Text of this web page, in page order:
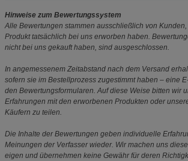
Hinweise zum Bewertungssystem
Alle Bewertungen stammen ausschließlich von
Produkt tatsächlich bei uns erworben haben.
nicht bei uns gekauft haben, sind ausgeschlossen.
In angemessenem Zeitabstand nach dem Versand
sofern sie im Bestellprozess zugestimmt haben – eine
den Bewertungsformularen. Auf diese Weise bitten wir
Erfahrungen mit den erworbenen Produkten oder
Käufern zu teilen.
Die Inhalte der Bewertungen geben individuelle
Meinungen der Verfasser wieder. Wir machen uns
eigen und übernehmen keine Gewähr für deren